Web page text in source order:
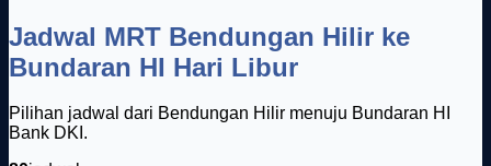
Jadwal MRT Bendungan Hilir ke
Bundaran HI Hari Libur
Pilihan jadwal dari Bendungan Hilir menuju Bundaran HI
Bank DKI.